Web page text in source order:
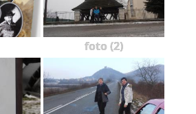
foto (2)